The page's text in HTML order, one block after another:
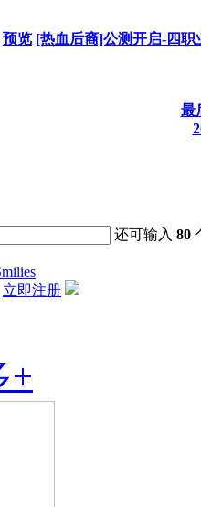
预览 [热血后裔]公测开启-四职
最
还可输入80
立即注册
+